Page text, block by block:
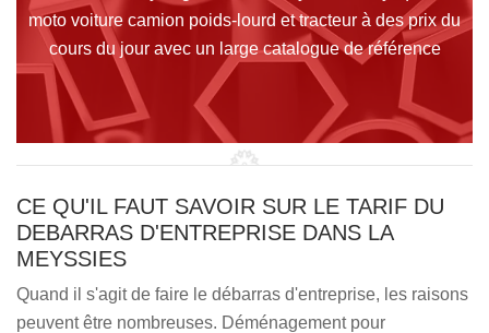
moto voiture camion poids-lourd et tracteur à des prix du
cours du jour avec un large catalogue de référence
CE QU'IL FAUT SAVOIR SUR LE TARIF DU
DEBARRAS D'ENTREPRISE DANS LA
MEYSSIES
Quand il s'agit de faire le débarras d'entreprise, les raisons
peuvent être nombreuses. Déménagement pour